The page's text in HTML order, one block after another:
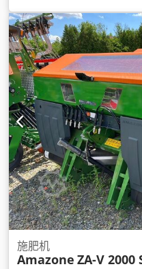
施肥机
Amazone ZA-V 2000